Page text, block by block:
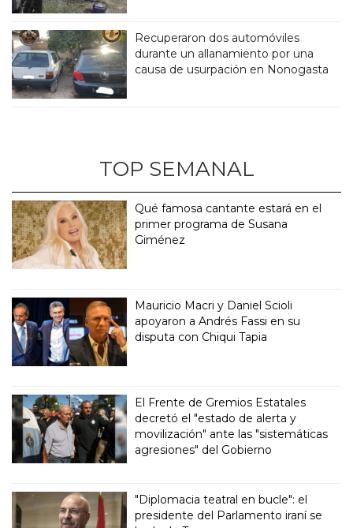
Recuperaron dos automóviles
durante un allanamiento por una
causa de usurpación en Nonogasta
TOP SEMANAL
Qué famosa cantante estará en el
primer programa de Susana
Giménez
Mauricio Macri y Daniel Scioli
apoyaron a Andrés Fassi en su
disputa con Chiqui Tapia
El Frente de Gremios Estatales
decretó el "estado de alerta y
movilización" ante las "sistemáticas
agresiones" del Gobierno
"Diplomacia teatral en bucle": el
presidente del Parlamento iraní se